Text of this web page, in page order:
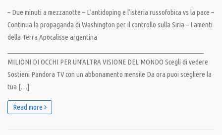
– Due minuti a mezzanotte – L’antidoping e l’isteria russofobica vs la pace –
Continua la propaganda di Washington per il controllo sulla Siria – Lamenti
della Terra Apocalisse argentina
MILIONI DI OCCHI PER UN’ALTRA VISIONE DEL MONDO Scegli di vedere
Sostieni Pandora TV con un abbonamento mensile Da ora puoi scegliere la
tua […]
Read more